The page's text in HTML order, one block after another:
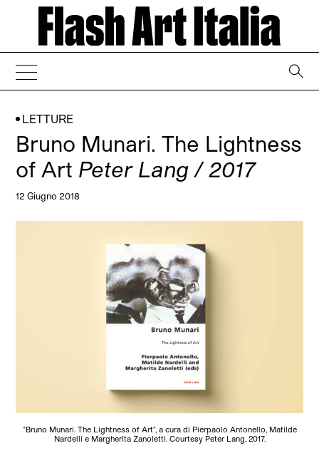
LETTURE
Bruno Munari. The Lightness
of Art Peter Lang / 2017
12 Giugno 2018
"Bruno Munari. The Lightness of Art", a cura di Pierpaolo Antonello, Matilde
Nardelli e Margherita Zanoletti. Courtesy Peter Lang, 2017.